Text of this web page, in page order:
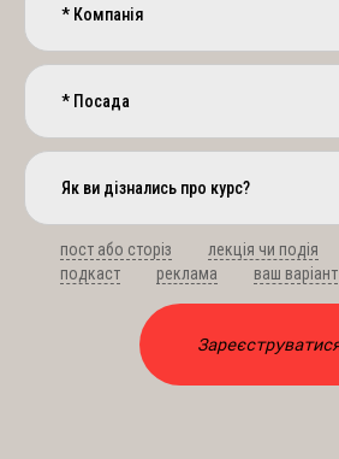
пост або сторіз лекція чи подія
подкаст
реклама ваш варіант